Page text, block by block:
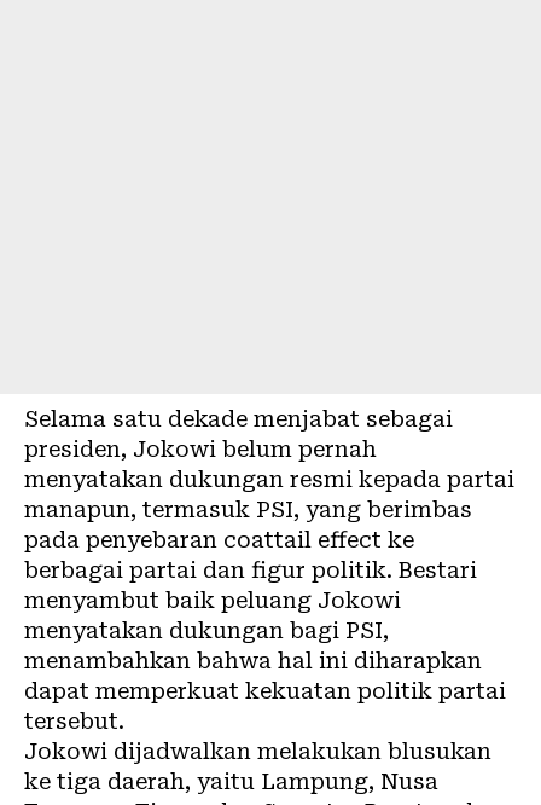
Selama satu dekade menjabat sebagai
presiden, Jokowi belum pernah
menyatakan dukungan resmi kepada partai
manapun, termasuk PSI, yang berimbas
pada penyebaran coattail effect ke
berbagai partai dan figur politik. Bestari
menyambut baik peluang Jokowi
menyatakan dukungan bagi PSI,
menambahkan bahwa hal ini diharapkan
dapat memperkuat kekuatan politik partai
tersebut.
Jokowi dijadwalkan melakukan blusukan
ke tiga daerah, yaitu Lampung, Nusa